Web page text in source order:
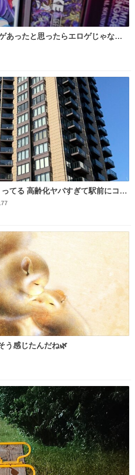
あったと思ったらエロゲじゃなか
てる 高齢化ヤバすぎて駅前にコン
齢者を住ませる考えらしい 病院も
ん…。 うん…。 そう感じたんだね🌿